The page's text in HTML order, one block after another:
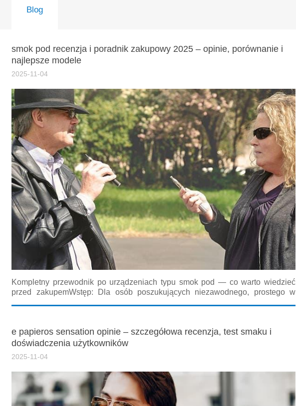
Blog
smok pod recenzja i poradnik zakupowy 2025 – opinie, porównanie i
najlepsze modele
2025-11-04
Kompletny przewodnik po urządzeniach typu smok pod — co warto wiedzieć
przed zakupemWstęp: Dla osób poszukujących niezawodnego, prostego w
e papieros sensation opinie – szczegółowa recenzja, test smaku i
doświadczenia użytkowników
2025-11-04